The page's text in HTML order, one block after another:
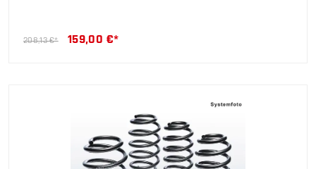
208,13 €* 159,00 €*